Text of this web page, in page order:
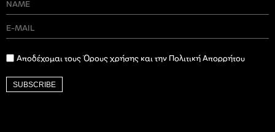
Αποδέχομαι τους Όρους χρήσης και την Πολιτική Απορρήτου
SUBSCRIBE